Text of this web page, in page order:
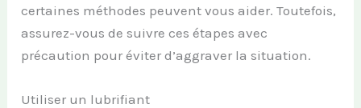
certaines méthodes peuvent vous aider. Toutefois,
assurez-vous de suivre ces étapes avec
précaution pour éviter d’aggraver la situation.
Utiliser un lubrifiant